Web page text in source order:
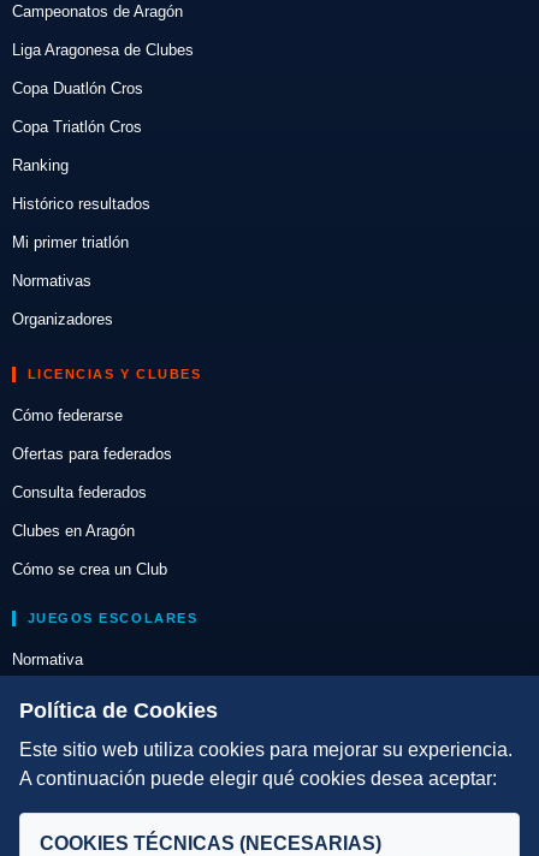
Campeonatos de Aragón
Liga Aragonesa de Clubes
Copa Duatlón Cros
Copa Triatlón Cros
Ranking
Histórico resultados
Mi primer triatlón
Normativas
Organizadores
LICENCIAS Y CLUBES
Cómo federarse
Ofertas para federados
Consulta federados
Clubes en Aragón
Cómo se crea un Club
JUEGOS ESCOLARES
Normativa
Escuelas de Triatlón
DIRECCIÓN TÉCNICA
Selecciones
Política de Cookies
Este sitio web utiliza cookies para mejorar su experiencia.
A continuación puede elegir qué cookies desea aceptar:
COOKIES TÉCNICAS (NECESARIAS)